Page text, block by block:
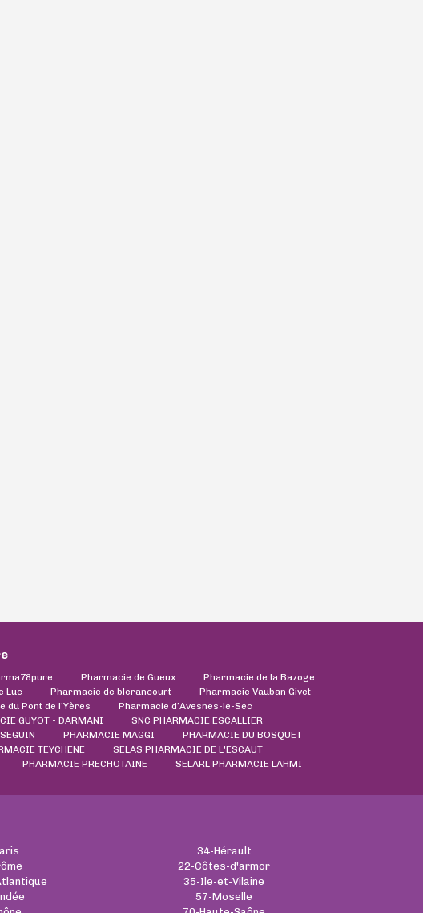
Pharmacie de Gueux
Pharmacie de la Bazoge
Luc Pharmacie de blerancourt
Pharmacie Vauban Givet
du Pont de l'Yères
Pharmacie d’Avesnes-le-Sec
GUYOT - DARMANI
SNC PHARMACIE ESCALLIER
PHARMACIE MAGGI
PHARMACIE DU BOSQUET
TEYCHENE
SELAS PHARMACIE DE L'ESCAUT
PHARMACIE PRECHOTAINE SELARL PHARMACIE LAHMI
34-Hérault
22-Côtes-d'armor
35-Ile-et-Vilaine
57-Moselle